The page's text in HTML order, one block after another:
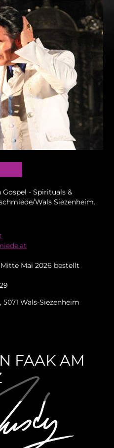
FAAK AM
- Spirituals &
Wals Siezenheim.
Mai 2026 bestellt
Wals-Siezenheim